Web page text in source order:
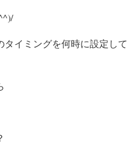
イミングを何時に設定して